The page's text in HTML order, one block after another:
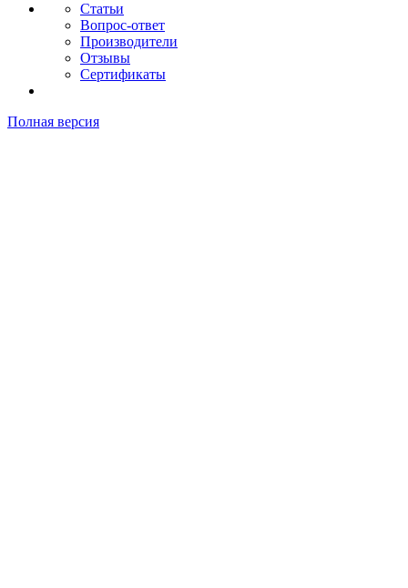
Статьи
Вопрос-ответ
Производители
Отзывы
Сертификаты
Полная версия